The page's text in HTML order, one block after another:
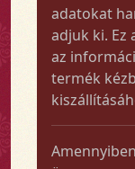
adatokat
adjuk ki. Ez
az
termék